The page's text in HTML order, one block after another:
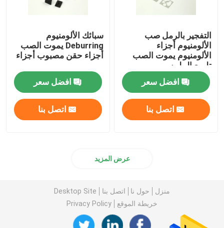
التفجير بالرمل صب
الألومنيوم أجزاء
الألومنيوم يموت الصب
تلميع الملمس
افضل سعر
اتصل بنا
سبائك الألومنيوم
Deburring يموت الصب
أجزاء حقن مصبوب أجزاء
افضل سعر
اتصل بنا
عرض المزيد
منزل حول نا اتصل بنا
Desktop Site
خريطة الموقع
Privacy Policy